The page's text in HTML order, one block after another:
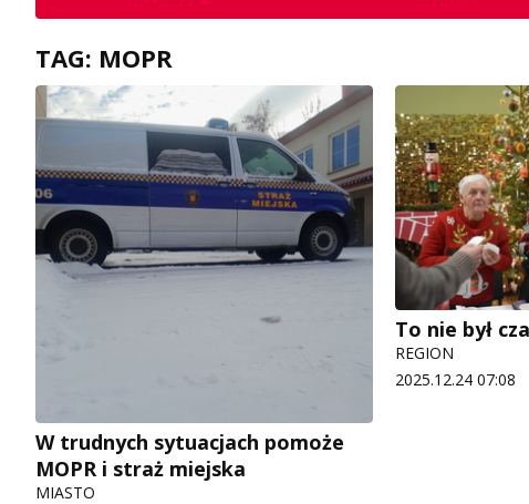
TAG: MOPR
W trudnych sytuacjach pomoże
MOPR i straż miejska
MIASTO
To nie był
REGION
2025.12.24 07:08